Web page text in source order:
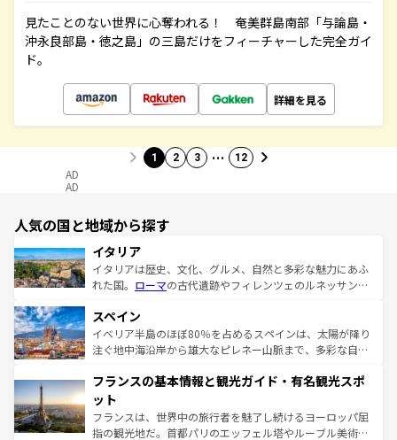
見たことのない世界に心奪われる！ 奄美群島南部「与論島・
沖永良部島・徳之島」の三島だけをフィーチャーした完全ガイ
ド。
詳細を見る
1 2 3 … 12
AD
AD
人気の国と地域から探す
イタリア
イタリアは歴史、文化、グルメ、自然と多彩な魅力にあふ
れた国。 ローマの古代遺跡やフィレンツェのルネッサンス
ろん、トスカーナの美しい田園風景やアマルフィ海岸の絶
景など、自然景観も見逃せない。観光の合間には、本場の
ピザやパスタなど、絶品のイタリア料理を堪能することも
ませてくれるイタリアで、忘れられない旅をしてみよう！
なお、新着のイタリア情報は
しい。
スペイン
イベリア半島のほぼ80％を占めるスペインは、太陽が降り
注ぐ地中海沿岸から雄大なピレネー山脈まで、多彩な自然
文化が根付くこの国では、情熱的なフラメンコ、熱気あふ
れる闘牛、そして美味しいタパスが生活の一部となってい
る。首都マドリードの洗練された雰囲気や、バルセロナの
アートに溢れた街角から、地方では古代ローマ遺跡や中世
フランスの基本情報と観光ガイド・有名観光スポ
ット
フランスは、世界中の旅行者を魅了し続けるヨーロッパ屈
指の観光地だ。首都パリのエッフェル塔やルーブル美術館